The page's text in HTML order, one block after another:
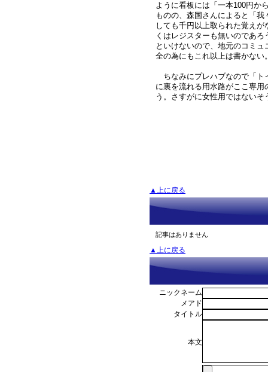
ように看板には「一本100円か
ものの、森国さんによると「
しても千円以上取られた覚え
くはレジスターも無いのであ
といけないので、地元のコミ
全の為にもこれ以上は書かない
ちなみにプレハブなので「ト
に裏を流れる用水路がここ専用
う。さすがに女性用ではないそ
▲上に戻る
記事はありません
▲上に戻る
ニックネーム
メアド
タイトル
本文